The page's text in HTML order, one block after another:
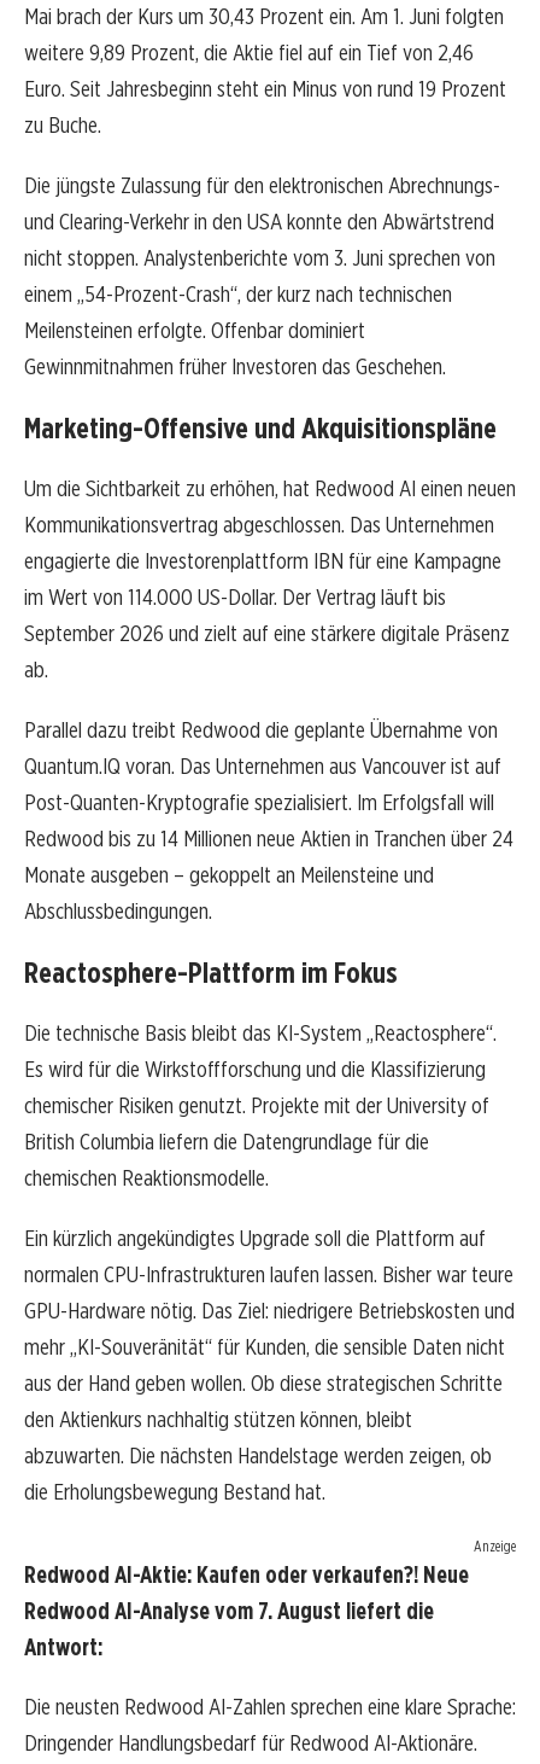
Mai brach der Kurs um 30,43 Prozent ein. Am 1. Juni folgten
weitere 9,89 Prozent, die Aktie fiel auf ein Tief von 2,46
Euro. Seit Jahresbeginn steht ein Minus von rund 19 Prozent
zu Buche.
Die jüngste Zulassung für den elektronischen Abrechnungs-
und Clearing-Verkehr in den USA konnte den Abwärtstrend
nicht stoppen. Analystenberichte vom 3. Juni sprechen von
einem „54-Prozent-Crash“, der kurz nach technischen
Meilensteinen erfolgte. Offenbar dominiert
Gewinnmitnahmen früher Investoren das Geschehen.
Marketing-Offensive und Akquisitionspläne
Um die Sichtbarkeit zu erhöhen, hat Redwood AI einen neuen
Kommunikationsvertrag abgeschlossen. Das Unternehmen
engagierte die Investorenplattform IBN für eine Kampagne
im Wert von 114.000 US-Dollar. Der Vertrag läuft bis
September 2026 und zielt auf eine stärkere digitale Präsenz
ab.
Parallel dazu treibt Redwood die geplante Übernahme von
Quantum.IQ voran. Das Unternehmen aus Vancouver ist auf
Post-Quanten-Kryptografie spezialisiert. Im Erfolgsfall will
Redwood bis zu 14 Millionen neue Aktien in Tranchen über 24
Monate ausgeben – gekoppelt an Meilensteine und
Abschlussbedingungen.
Reactosphere-Plattform im Fokus
Die technische Basis bleibt das KI-System „Reactosphere“.
Es wird für die Wirkstoffforschung und die Klassifizierung
chemischer Risiken genutzt. Projekte mit der University of
British Columbia liefern die Datengrundlage für die
chemischen Reaktionsmodelle.
Ein kürzlich angekündigtes Upgrade soll die Plattform auf
normalen CPU-Infrastrukturen laufen lassen. Bisher war teure
GPU-Hardware nötig. Das Ziel: niedrigere Betriebskosten und
mehr „KI-Souveränität“ für Kunden, die sensible Daten nicht
aus der Hand geben wollen. Ob diese strategischen Schritte
den Aktienkurs nachhaltig stützen können, bleibt
abzuwarten. Die nächsten Handelstage werden zeigen, ob
die Erholungsbewegung Bestand hat.
Anzeige
Redwood AI-Aktie: Kaufen oder verkaufen?! Neue
Redwood AI-Analyse vom 7. August liefert die
Antwort:
Die neusten Redwood AI-Zahlen sprechen eine klare Sprache:
Dringender Handlungsbedarf für Redwood AI-Aktionäre.